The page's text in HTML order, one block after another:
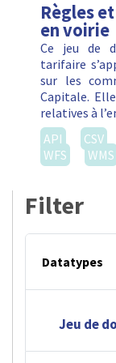
Règles
en voirie
Ce jeu de
tarifaire
sur les
Capitale.
relatives à
API
CSV
WFS
WMS
Filter
Datatypes
Jeu de